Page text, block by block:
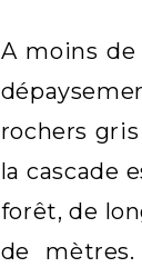
A moins
rochers
la cascade
forêt, de
de mètres.